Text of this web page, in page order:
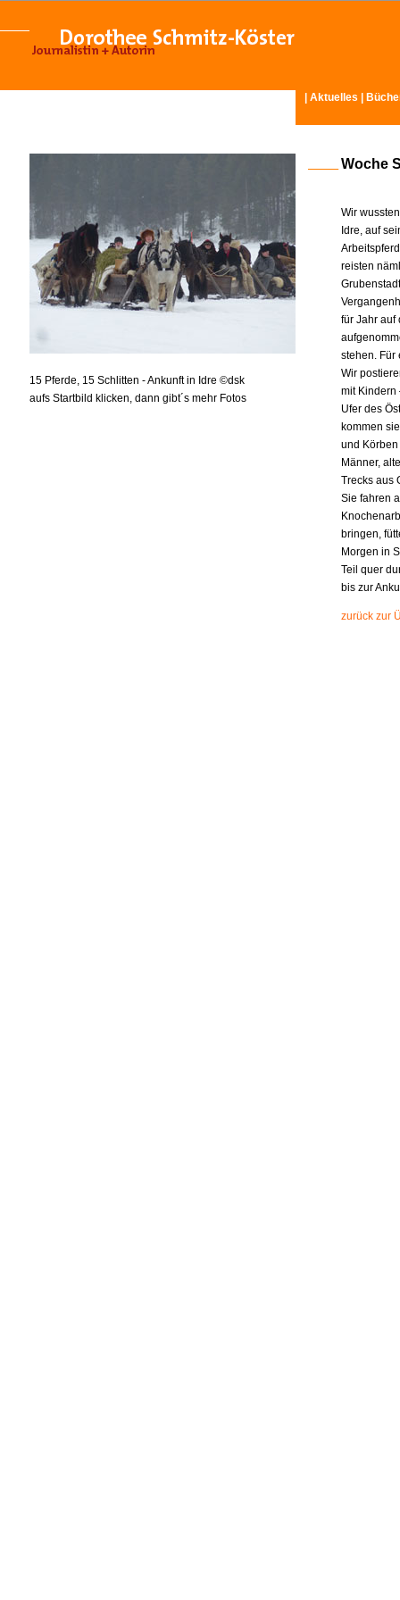
Aktuelles
15 Pferde, 15 Schlitten - Ankunft in Idre ©dsk
aufs Startbild klicken, dann gibt´s mehr Fotos
Woche
Wir
Idre, auf
reisten
für Jahr auf
stehen. Für
Wir
mit Kindern
Ufer des
kommen
und
Männer,
Trecks aus
Sie fahren
bringen,
Morgen in
Teil quer
bis zur
zurück zur